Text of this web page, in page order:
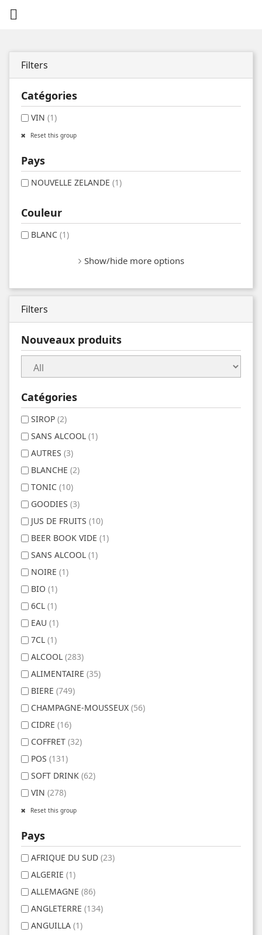

Filters
Catégories
VIN (1)
Reset this group
Pays
NOUVELLE ZELANDE (1)
Couleur
BLANC (1)
Show/hide more options
Filters
Nouveaux produits
Catégories
SIROP (2)
SANS ALCOOL (1)
AUTRES (3)
BLANCHE (2)
TONIC (10)
GOODIES (3)
JUS DE FRUITS (10)
BEER BOOK VIDE (1)
SANS ALCOOL (1)
NOIRE (1)
BIO (1)
6CL (1)
EAU (1)
7CL (1)
ALCOOL (283)
ALIMENTAIRE (35)
BIERE (749)
CHAMPAGNE-MOUSSEUX (56)
CIDRE (16)
COFFRET (32)
POS (131)
SOFT DRINK (62)
VIN (278)
Reset this group
Pays
AFRIQUE DU SUD (23)
ALGERIE (1)
ALLEMAGNE (86)
ANGLETERRE (134)
ANGUILLA (1)